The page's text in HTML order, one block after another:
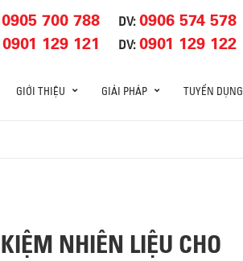
0905 700 788 DV:0906 574 578
0901 129 121 DV:0901 129 122
GIỚI THIỆU GIẢI PHÁP TUYỂN DỤNG
NHIÊN LIỆU CHO